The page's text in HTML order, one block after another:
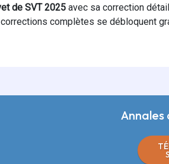
de SVT 2025 avec sa correction
complètes se débloquent
Annales